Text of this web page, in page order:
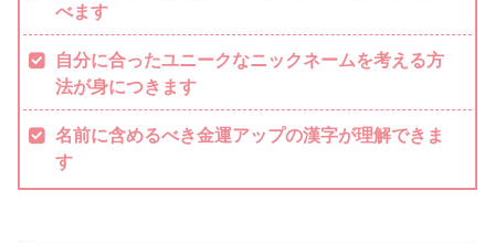
べます
自分に合ったユニークなニックネームを考える方
法が身につきます
名前に含めるべき金運アップの漢字が理解できま
す